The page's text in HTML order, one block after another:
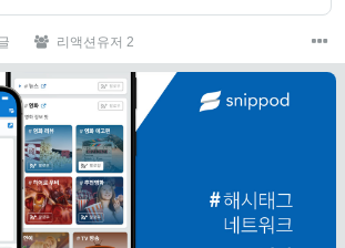
리액션유저 2